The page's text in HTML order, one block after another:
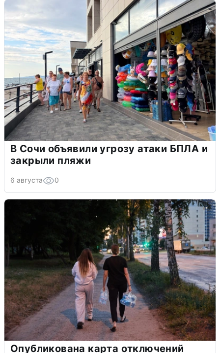
В Сочи объявили угрозу атаки БПЛА и
закрыли пляжи
6 августа 0
Опубликована карта отключений